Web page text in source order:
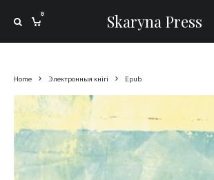
0 Skaryna Press
Home Электронныя кнігі Epub